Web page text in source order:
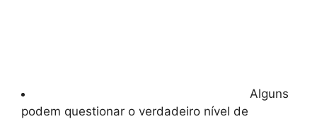
Alguns
podem questionar o verdadeiro nível de